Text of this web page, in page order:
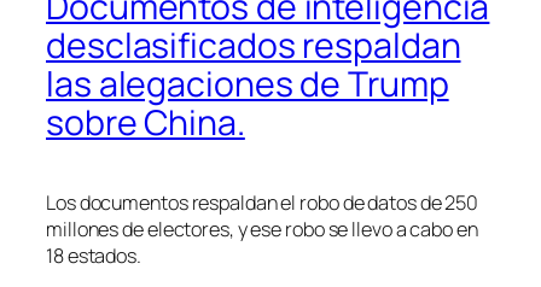
desclasificados respaldan
las alegaciones de Trump
sobre China.
Los documentos respaldan el robo de datos de 250
millones de electores, y ese robo se llevo a cabo en
18 estados.